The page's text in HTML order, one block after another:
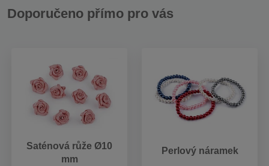
Doporučeno přímo pro vás
Saténová růže Ø10
mm
Perlový náramek